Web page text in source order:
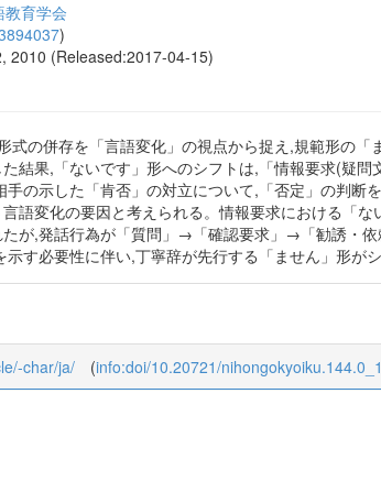
育学会
)
2010 (Released:2017-04-15)
の併存を「言語変化」の視点から捉え,規範形の
結果,「ないです」形へのシフトは,「情報要求(疑
の示した「肯否」の対立について,「否定」の判断
語変化の要因と考えられる。情報要求における「
が,発話行為が「質問」→「確認要求」→「勧誘・
す必要性に伴い,丁寧辞が先行する「ません」形が
char/ja/ (info:doi/10.20721/